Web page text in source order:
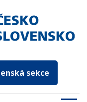
sekce